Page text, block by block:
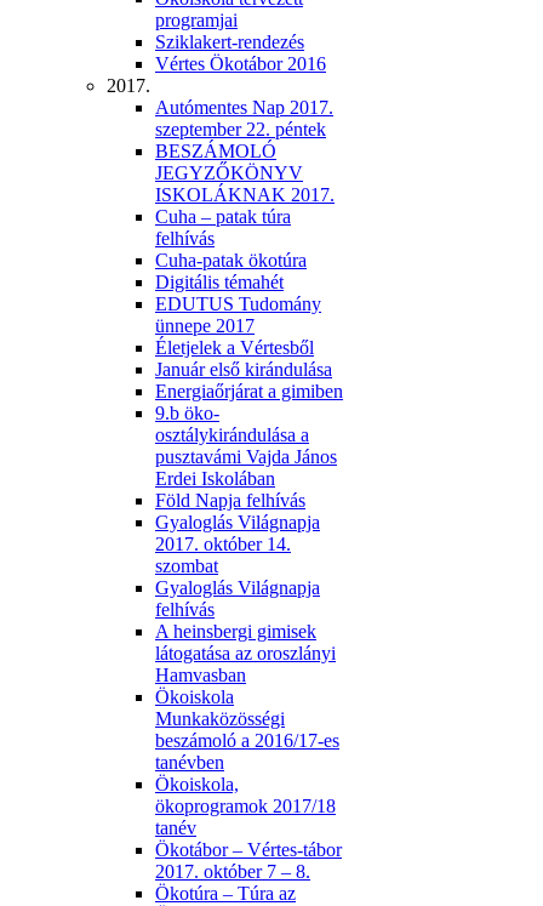
programjai
Sziklakert-rendezés
Vértes Ökotábor 2016
2017.
Autómentes Nap 2017.
szeptember 22. péntek
BESZÁMOLÓ
JEGYZŐKÖNYV
ISKOLÁKNAK 2017.
Cuha – patak túra
felhívás
Cuha-patak ökotúra
Digitális témahét
EDUTUS Tudomány
ünnepe 2017
Életjelek a Vértesből
Január első kirándulása
Energiaőrjárat a gimiben
9.b öko-
osztálykirándulása a
pusztavámi Vajda János
Erdei Iskolában
Föld Napja felhívás
Gyaloglás Világnapja
2017. október 14.
szombat
Gyaloglás Világnapja
felhívás
A heinsbergi gimisek
látogatása az oroszlányi
Hamvasban
Ökoiskola
Munkaközösségi
beszámoló a 2016/17-es
tanévben
Ökoiskola,
ökoprogramok 2017/18
tanév
Ökotábor – Vértes-tábor
2017. október 7 – 8.
Ökotúra – Túra az